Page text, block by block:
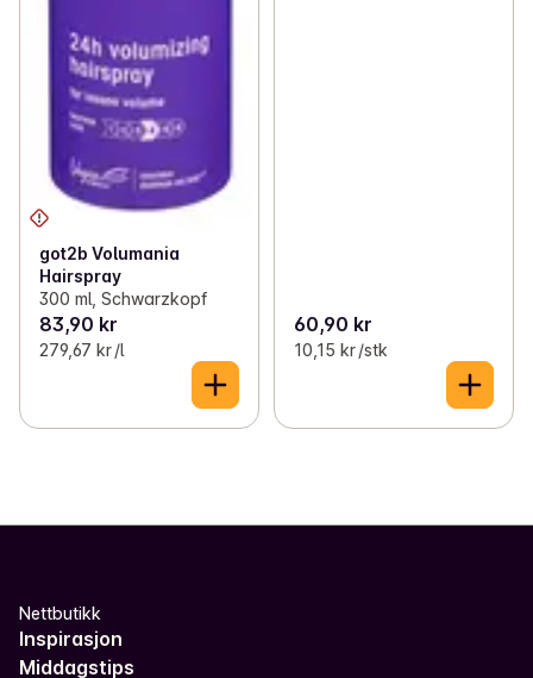
got2b Volumania
Hairspray
300 ml, Schwarzkopf
83,90 kr
279,67 kr /l
60,90 kr
10,15 kr /stk
Nettbutikk
Inspirasjon
Middagstips